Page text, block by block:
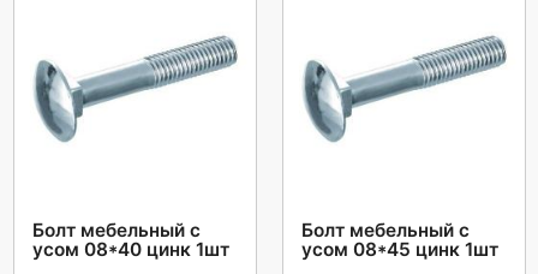
Болт мебельный с
усом 08*40 цинк 1шт
Болт мебельный с
усом 08*45 цинк 1шт